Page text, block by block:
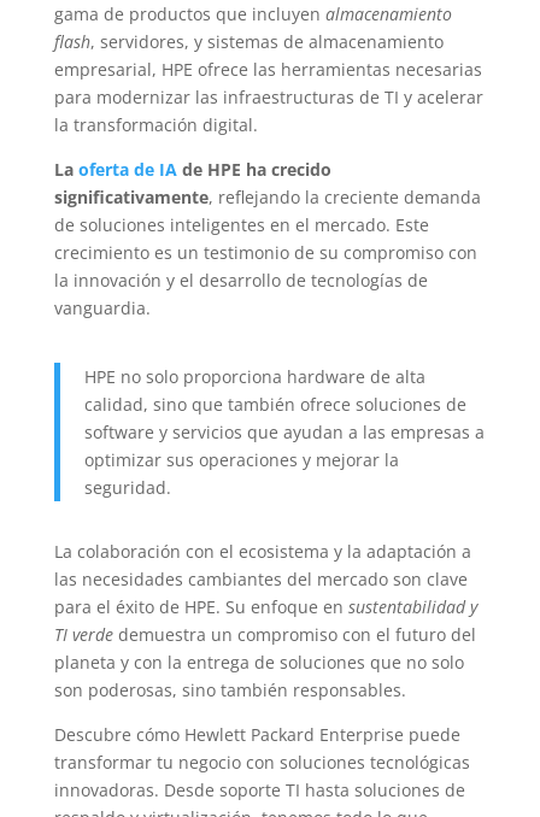
gama de productos que incluyen almacenamiento
flash, servidores, y sistemas de almacenamiento
empresarial, HPE ofrece las herramientas necesarias
para modernizar las infraestructuras de TI y acelerar
la transformación digital.
La oferta de IAde HPE ha crecido
significativamente, reflejando la creciente demanda
de soluciones inteligentes en el mercado. Este
crecimiento es un testimonio de su compromiso con
la innovación y el desarrollo de tecnologías de
vanguardia.
HPE no solo proporciona hardware de alta
calidad, sino que también ofrece soluciones de
software y servicios que ayudan a las empresas a
optimizar sus operaciones y mejorar la
seguridad.
La colaboración con el ecosistema y la adaptación a
las necesidades cambiantes del mercado son clave
para el éxito de HPE. Su enfoque en sustentabilidad y
TI verdedemuestra un compromiso con el futuro del
planeta y con la entrega de soluciones que no solo
son poderosas, sino también responsables.
Descubre cómo Hewlett Packard Enterprise puede
transformar tu negocio con soluciones tecnológicas
innovadoras. Desde soporte TI hasta soluciones de